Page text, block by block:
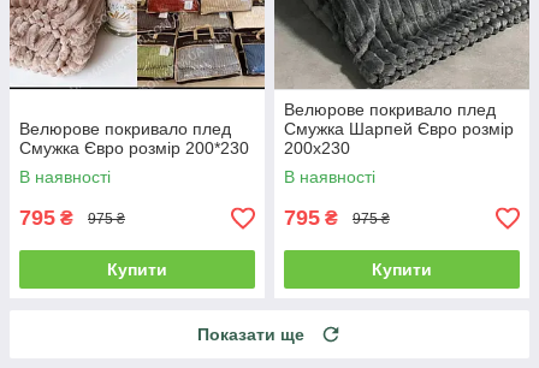
Велюрове покривало плед
Смужка Євро розмір 200*230
В наявності
795 ₴ 975 ₴
Купити
Велюрове покривало плед
Смужка Шарпей Євро розмір
200х230
В наявності
795 ₴ 975 ₴
Купити
Показати ще